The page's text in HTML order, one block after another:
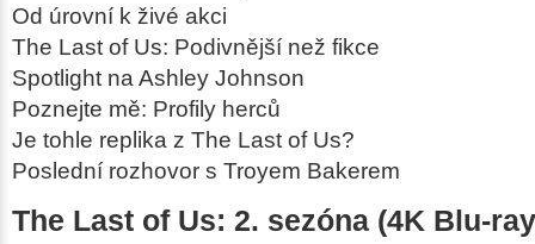
Od úrovní k živé akci
The Last of Us: Podivnější než fikce
Spotlight na Ashley Johnson
Poznejte mě: Profily herců
Je tohle replika z The Last of Us?
Poslední rozhovor s Troyem Bakerem
The Last of Us: 2. sezóna (4K Blu-